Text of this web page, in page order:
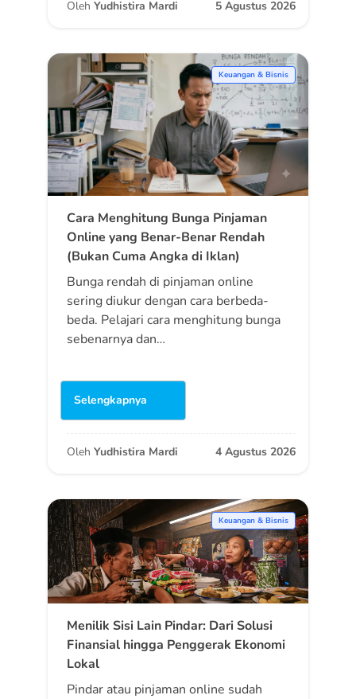
Oleh Yudhistira Mardi 5 Agustus 2026
Keuangan & Bisnis
Cara Menghitung Bunga Pinjaman
Online yang Benar-Benar Rendah
(Bukan Cuma Angka di Iklan)
Bunga rendah di pinjaman online
sering diukur dengan cara berbeda-
beda. Pelajari cara menghitung bunga
sebenarnya dan…
Selengkapnya
Oleh Yudhistira Mardi 4 Agustus 2026
Keuangan & Bisnis
Menilik Sisi Lain Pindar: Dari Solusi
Finansial hingga Penggerak Ekonomi
Lokal
Pindar atau pinjaman online sudah